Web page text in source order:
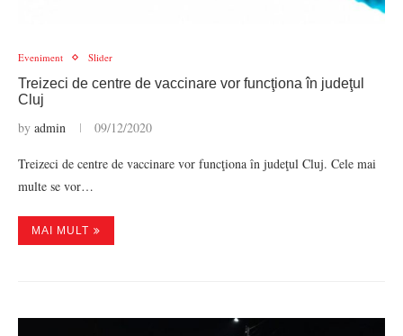
Eveniment Slider
Treizeci de centre de vaccinare vor funcţiona în judeţul
Cluj
by admin 09/12/2020
Treizeci de centre de vaccinare vor funcţiona în judeţul Cluj. Cele mai
multe se vor…
MAI MULT